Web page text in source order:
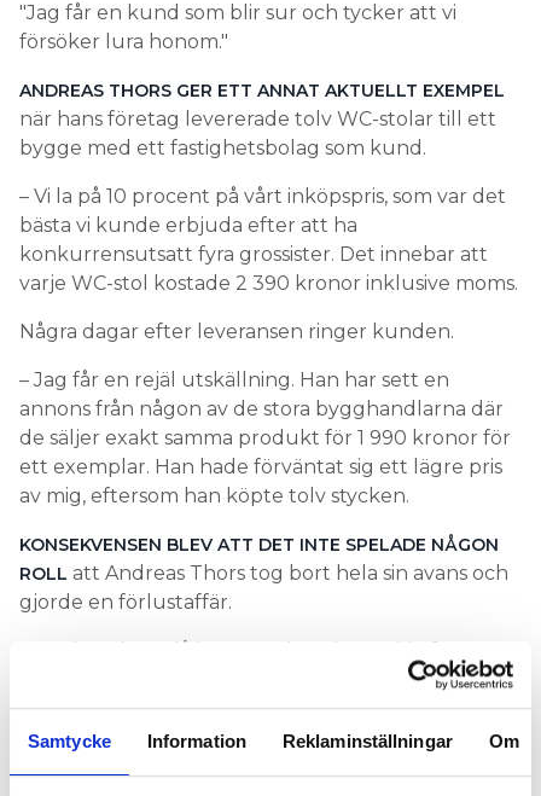
Samtycke Information Reklaminställningar Om
Jag får en kund som blir sur och tycker att vi
försöker lura honom.
ANDREAS THORS GER ETT ANNAT AKTUELLT EXEMPEL
när hans företag levererade tolv WC-stolar till ett
bygge med ett fastighetsbolag som kund.
– Vi la på 10 procent på vårt inköpspris, som var det
bästa vi kunde erbjuda efter att ha
konkurrensutsatt fyra grossister. Det innebar att
varje WC-stol kostade 2 390 kronor inklusive moms.
Några dagar efter leveransen ringer kunden.
– Jag får en rejäl utskällning. Han har sett en
annons från någon av de stora bygghandlarna där
de säljer exakt samma produkt för 1 990 kronor för
ett exemplar. Han hade förväntat sig ett lägre pris
av mig, eftersom han köpte tolv stycken.
KONSEKVENSEN BLEV ATT DET INTE SPELADE NÅGON
ROLL att Andreas Thors tog bort hela sin avans och
gjorde en förlustaffär.
vi bara höll samma pris som bygghandeln och inte
erbjöd någon mängdrabatt. Det blir väldigt
olyckligt. Jag får en kund som blir sur och tycker att